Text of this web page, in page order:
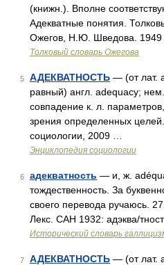
(книжн.). Вполне
Адекватные понятия.
Ожегов, Н.Ю. Шведова. 1949
Толковый словарь Ожегова
5 АДЕКВАТНОСТЬ — (от лат.
равный) англ. adequacy;
совпадение к. л.
зрения определенных
социологии, 2009 …
Энциклопедия социологии
6 адекватность — и, ж.
тождественность. За
своего перевода ручаюсь.
Лекс. САН 1932: адэква/
Исторический словарь
7 АДЕКВАТНОСТЬ — (от лат.